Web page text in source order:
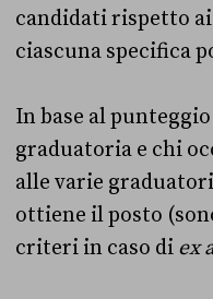
candidati rispetto
ciascuna specifica
In base al
graduatoria e chi
alle varie
ottiene il posto
criteri in caso di ex